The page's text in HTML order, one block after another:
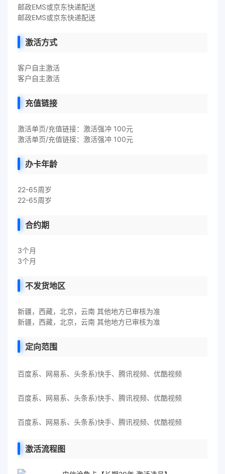
邮政EMS或京东快递配送
邮政EMS或京东快递配送
激活方式
客户自主激活
客户自主激活
充值链接
激活单页/充值链接：激活强冲 100元
激活单页/充值链接：激活强冲 100元
办卡年龄
22-65周岁
22-65周岁
合约期
3个月
3个月
不发货地区
新疆，西藏，北京，云南 其他地方已审核为准
新疆，西藏，北京，云南 其他地方已审核为准
定向范围
百度系、网易系、头条系)快手、腾讯视频、优酷视频
百度系、网易系、头条系)快手、腾讯视频、优酷视频
百度系、网易系、头条系)快手、腾讯视频、优酷视频
激活流程图